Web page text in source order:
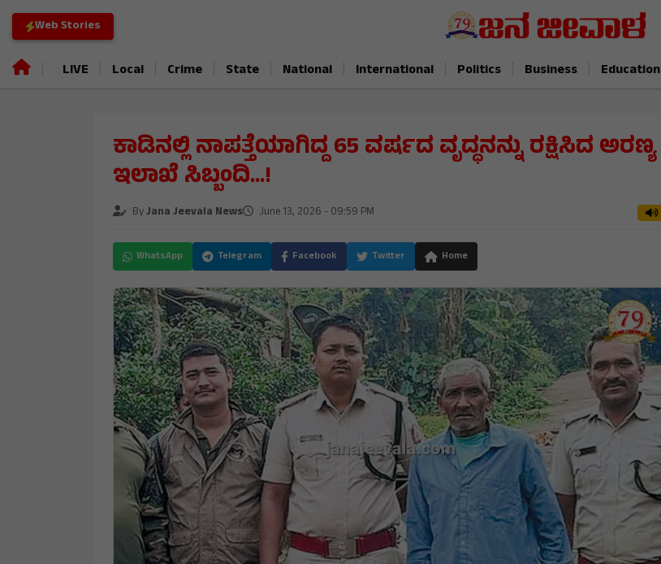
Web Stories
LIVE Local Crime State National International Politics Business Education
ಕಾಡಿನಲ್ಲಿ ನಾಪತ್ತೆಯಾಗಿದ್ದ 65 ವರ್ಷದ ವೃದ್ಧನನ್ನು ರಕ್ಷಿಸಿದ ಅರಣ್ಯ
ಇಲಾಖೆ ಸಿಬ್ಬಂದಿ...!
ByJana Jeevala News June 13, 2026 - 09:59 PM
WhatsApp Telegram Facebook Twitter Home